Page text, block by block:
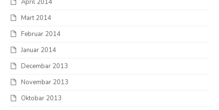
April 2014
Mart 2014
Februar 2014
Januar 2014
Decembar 2013
Novembar 2013
Oktobar 2013